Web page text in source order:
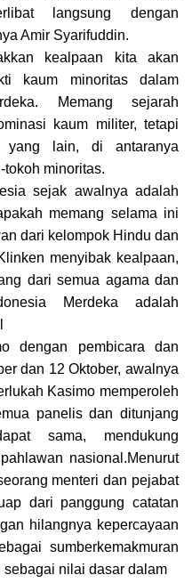
langsung dengan
Amir Syarifuddin.
kealpaan kita akan
kaum minoritas dalam
Memang sejarah
kaum militer, tetapi
yang lain, di antaranya
tokoh minoritas.
sejak awalnya adalah
memang selama ini
dari kelompok Hindu dan
menyibak kealpaan,
dari semua agama dan
Merdeka adalah
dengan pembicara dan
dan 12 Oktober, awalnya
Kasimo memperoleh
panelis dan ditunjang
sama, mendukung
nasional.Menurut
menteri dan pejabat
dari panggung catatan
hilangnya kepercayaan
sumberkemakmuran
nilai dasar dalam